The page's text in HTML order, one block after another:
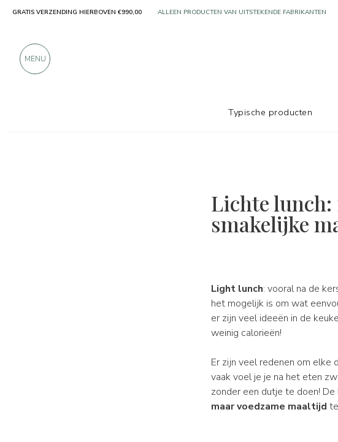
Lichte lunch:
smakelijke
Light lunch: vooral na de
het mogelijk is om wat
er zijn veel ideeën in de
weinig calorieën!
Er zijn veel redenen om elke
vaak voel je je na het eten
zonder een dutje te doen!
maar voedzame maaltijd
GRATIS VERZENDING HIERBOVEN €990,00
MENU
Typische producten